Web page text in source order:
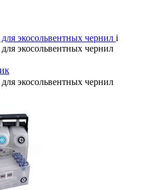
экосольвентных чернил i
экосольвентных чернил
экосольвентных чернил